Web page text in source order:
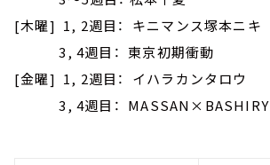
[木曜] 1, 2週目： キニマンス塚本ニキ
3, 4週目： 東京初期衝動
[金曜] 1, 2週目： イハラカンタロウ
3, 4週目： MASSAN×BASHIRY